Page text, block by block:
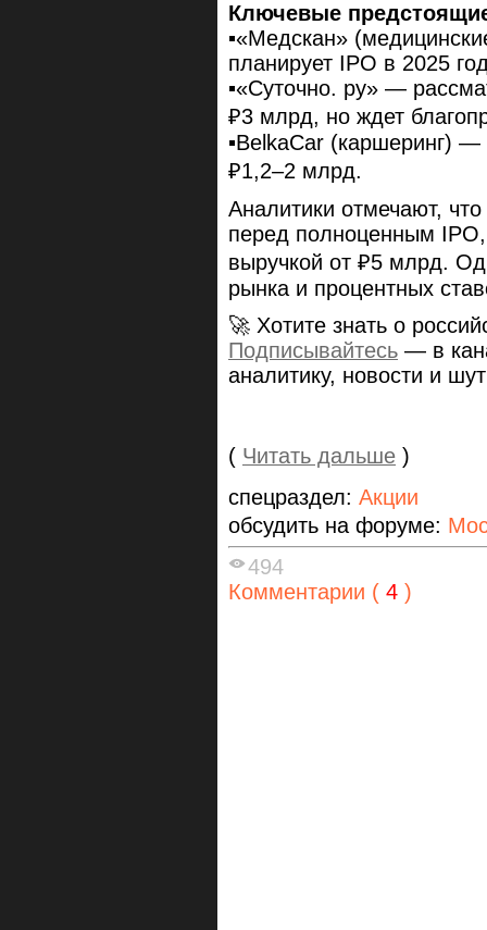
Ключевые
▪️«Медскан»
планирует IPO в 2025
▪️«Суточно. ру» —
₽3 млрд, но ждет
▪️BelkaCar (каршеринг) —
₽1,2–2 млрд.
Аналитики отмечают,
перед полноценным
выручкой от ₽5 млрд.
рынка и процентных
🚀 Хотите знать о
Подписывайтесь — в
аналитику, новости и
( Читать дальше )
спецраздел: Акции
обсудить на форуме:
494
Комментарии ( 4 )